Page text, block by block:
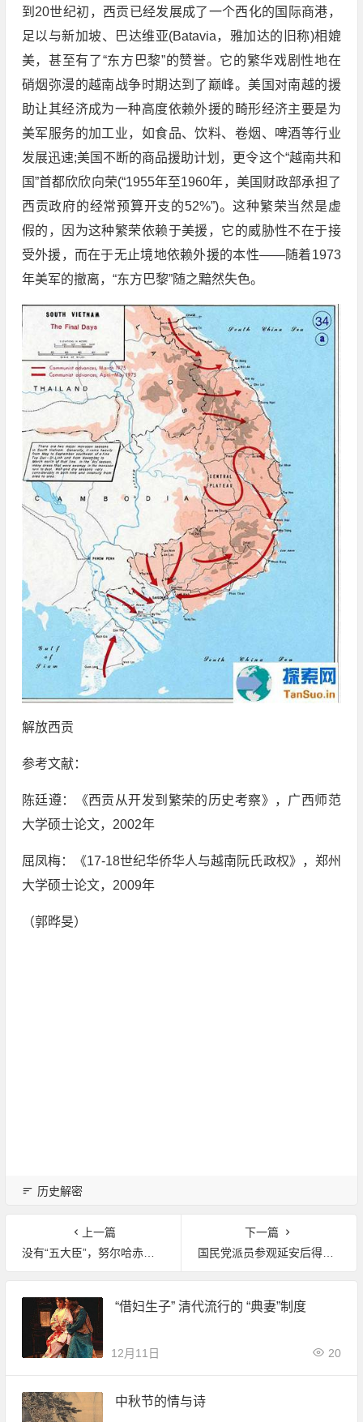
到20世纪初，西贡已经发展成了一个西化的国际商港，
足以与新加坡、巴达维亚(Batavia，雅加达的旧称)相媲
美，甚至有了“东方巴黎”的赞誉。它的繁华戏剧性地在
硝烟弥漫的越南战争时期达到了巅峰。美国对南越的援
助让其经济成为一种高度依赖外援的畸形经济主要是为
美军服务的加工业，如食品、饮料、卷烟、啤酒等行业
发展迅速;美国不断的商品援助计划，更令这个“越南共和
国”首都欣欣向荣(“1955年至1960年，美国财政部承担了
西贡政府的经常预算开支的52%”)。这种繁荣当然是虚
假的，因为这种繁荣依赖于美援，它的威胁性不在于接
受外援，而在于无止境地依赖外援的本性——随着1973
年美军的撤离，“东方巴黎”随之黯然失色。
解放西贡
参考文献：
陈廷遵：《西贡从开发到繁荣的历史考察》，广西师范
大学硕士论文，2002年
屈凤梅：《17-18世纪华侨华人与越南阮氏政权》，郑州
大学硕士论文，2009年
（郭晔旻）
历史解密
上一篇
没有“五大臣”，努尔哈赤何以得天下
下一篇
国民党派员参观延安后得何结论让蒋介石震撼
“借妇生子” 清代流行的 “典妻”制度
12月11日 20
中秋节的情与诗